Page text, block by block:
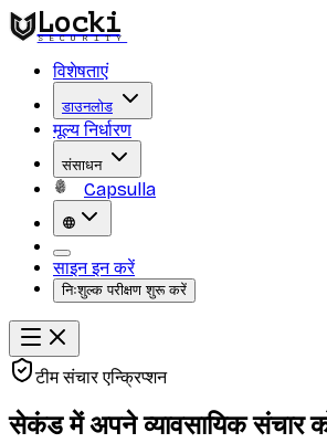
Locki
SECURITY
विशेषताएं
डाउनलोड
मूल्य निर्धारण
संसाधन
Capsulla
साइन इन करें
निःशुल्क परीक्षण शुरू करें
टीम संचार एन्क्रिप्शन
सेकंड में अपने व्यावसायिक संचार